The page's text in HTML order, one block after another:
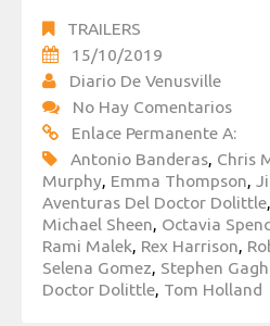
TRAILERS
15/10/2019
Diario De Venusville
No Hay Comentarios
Enlace Permanente A:
Antonio Banderas, Chris
Murphy, Emma Thompson,
Aventuras Del Doctor Dolittle,
Michael Sheen, Octavia
Rami Malek, Rex Harrison,
Selena Gomez, Stephen
Doctor Dolittle, Tom Holland